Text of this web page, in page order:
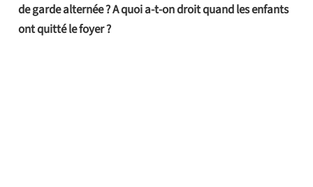
de garde alternée ? A quoi a-t-on droit quand les enfants
ont quitté le foyer ?